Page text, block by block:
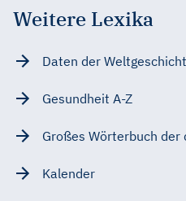
Weitere Lexika
Daten der
Gesundheit A-Z
Großes Wörterbuch der
Kalender